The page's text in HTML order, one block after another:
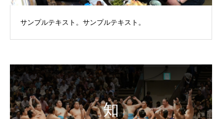
サンプルテキスト。サンプルテキスト。
知